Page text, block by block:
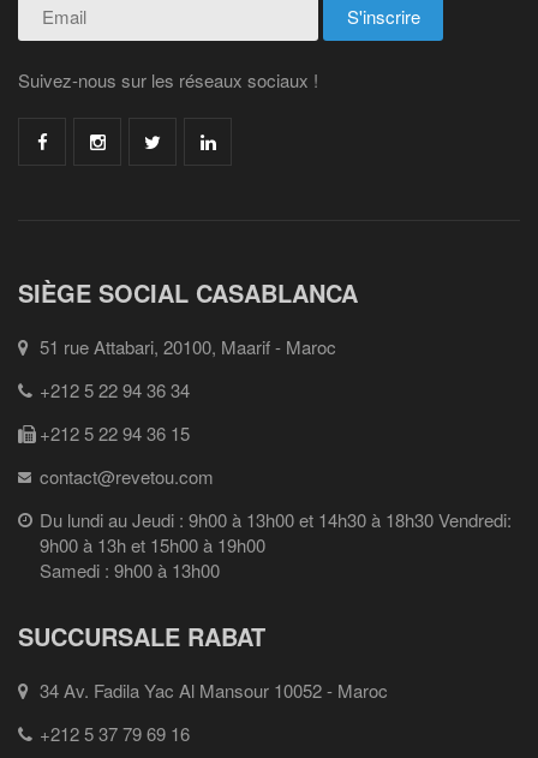
Suivez-nous sur les réseaux sociaux !
SIÈGE SOCIAL CASABLANCA
51 rue Attabari, 20100, Maarif - Maroc
+212 5 22 94 36 34
+212 5 22 94 36 15
contact@revetou.com
Du lundi au Jeudi : 9h00 à 13h00 et 14h30 à 18h30 Vendredi:
9h00 à 13h et 15h00 à 19h00
Samedi : 9h00 à 13h00
SUCCURSALE RABAT
34 Av. Fadila Yac Al Mansour 10052 - Maroc
+212 5 37 79 69 16